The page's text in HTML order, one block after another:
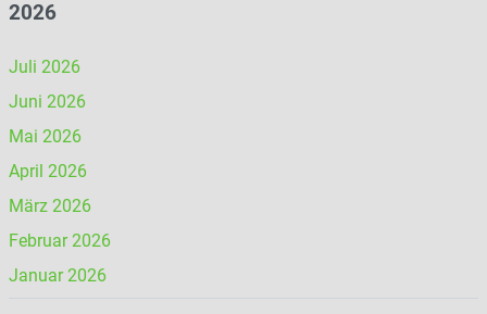
2026
Juli 2026
Juni 2026
Mai 2026
April 2026
März 2026
Februar 2026
Januar 2026